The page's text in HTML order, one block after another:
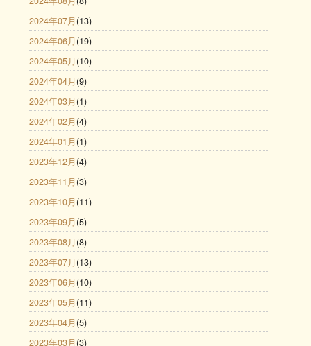
2024年07月 (13)
2024年06月 (19)
2024年05月 (10)
2024年04月 (9)
2024年03月 (1)
2024年02月 (4)
2024年01月 (1)
2023年12月 (4)
2023年11月 (3)
2023年10月 (11)
2023年09月 (5)
2023年08月 (8)
2023年07月 (13)
2023年06月 (10)
2023年05月 (11)
2023年04月 (5)
2023年03月 (3)